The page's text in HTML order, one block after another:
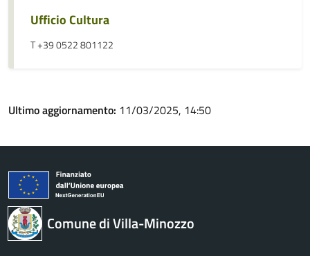
Ufficio Cultura
T +39 0522 801122
Ultimo aggiornamento: 11/03/2025, 14:50
Comune di Villa-Minozzo